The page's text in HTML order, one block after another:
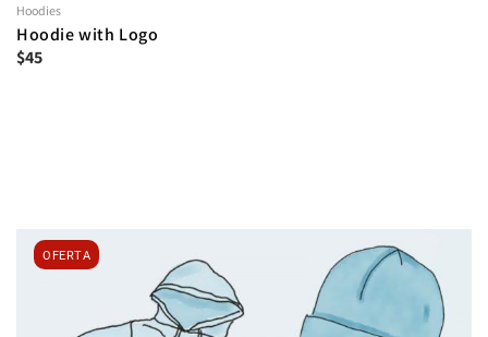
Hoodies
Hoodie with Logo
$45
OFERTA